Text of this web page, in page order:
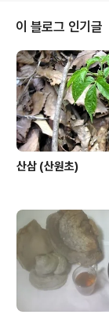
이 블로그 인기글
산삼 (산원초)